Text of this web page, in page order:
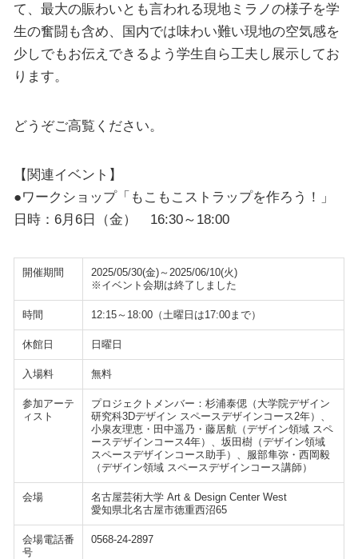
て、最大の賑わいとも言われる現地ミラノの様子を学
生の奮闘も含め、国内では味わい難い現地の空気感を
少しでもお伝えできるよう学生自ら工夫し展示してお
ります。
どうぞご高覧ください。
【関連イベント】
●ワークショップ「もこもこストラップを作ろう！」
日時：6月6日（金） 16:30～18:00
開催期間
2025/05/30(金)～2025/06/10(火)
※イベント会期は終了しました
時間 12:15～18:00（土曜日は17:00まで）
休館日 日曜日
入場料 無料
参加アーテ
ィスト
プロジェクトメンバー：杉浦泰偲（大学院デザイン
研究科3Dデザイン スペースデザインコース2年）、
小泉友理恵・田中遥乃・藤居航（デザイン領域 スペ
ースデザインコース4年）、坂田樹（デザイン領域
スペースデザインコース助手）、服部隼弥・西岡毅
（デザイン領域 スペースデザインコース講師）
会場
名古屋芸術大学 Art & Design Center West
愛知県北名古屋市徳重西沼65
会場電話番
号
0568-24-2897